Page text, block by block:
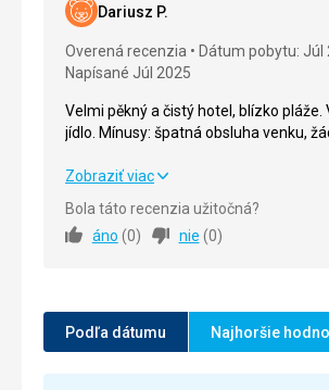
Služby
Cena
Pláž
Velmi dobré jídlo, velmi velký výběr
Ubytovanie
Obsluha byla ochotná, milá a vždy
Dariusz P.
Overená recenzia
Dátum pobytu: Júl
Napísané Júl 2025
Velmi pěkný a čistý hotel, blízko pláže.
jídlo. Mínusy: špatná obsluha venku,
Velmi pěkný a čistý hotel, blízko pláže.
klimatizovaném pokoji.
Okolie
Zobraziť viac
Bola táto recenzia užitočná?
áno (0) nie (0)
Podľa dátumu Najhoršie